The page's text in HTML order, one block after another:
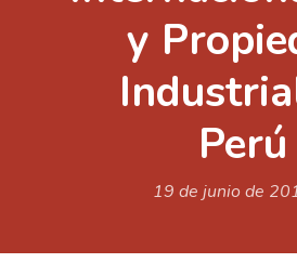
y
Perú
19 de junio de